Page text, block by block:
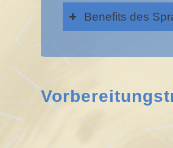
Benefits des